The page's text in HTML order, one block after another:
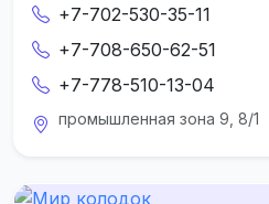
+7-702-530-35-11
+7-708-650-62-51
+7-778-510-13-04
промышленная зона 9, 8/1